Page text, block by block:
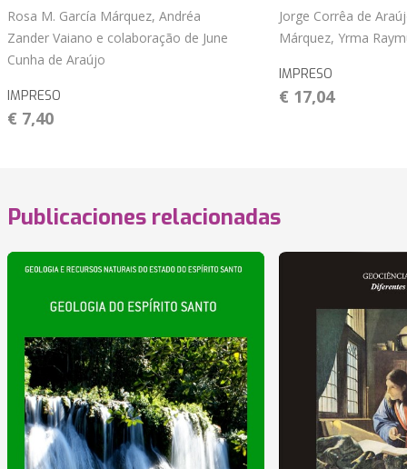
Rosa M. García Márquez, Andréa
Zander Vaiano e colaboração de June
Cunha de Araújo
IMPRESO
€ 7,40
Jorge Corrêa de
Márquez, Yrma
IMPRESO
€ 17,04
Publicaciones relacionadas